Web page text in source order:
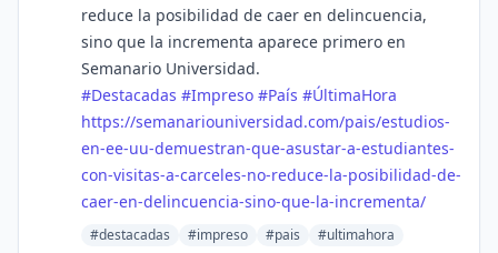
reduce la posibilidad de caer en delincuencia,
sino que la incrementa aparece primero en
Semanario Universidad.
#Destacadas #Impreso #País #ÚltimaHora
https://semanariouniversidad.com/pais/estudios-
en-ee-uu-demuestran-que-asustar-a-estudiantes-
con-visitas-a-carceles-no-reduce-la-posibilidad-de-
caer-en-delincuencia-sino-que-la-incrementa/
#destacadas #impreso #pais #ultimahora